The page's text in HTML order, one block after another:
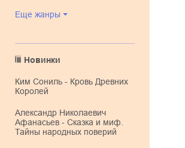
Еще жанры
Новинки
Ким Сониль - Кровь Древних
Королей
Александр Николаевич
Афанасьев - Сказка и миф.
Тайны народных поверий